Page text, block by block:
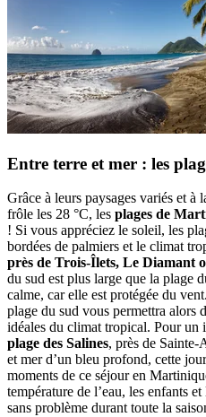
Entre terre et mer : les
Grâce à leurs paysages variés et à
frôle les 28 °C, les plages de
! Si vous appréciez le soleil, les
bordées de palmiers et le climat
près de Trois-Îlets, Le Diamant
du sud est plus large que la plage
calme, car elle est protégée du
plage du sud vous permettra alors
idéales du climat tropical. Pour un
plage des Salines, près de Sainte-
et mer d’un bleu profond, cette
moments de ce séjour en
température de l’eau, les enfants
sans problème durant toute la